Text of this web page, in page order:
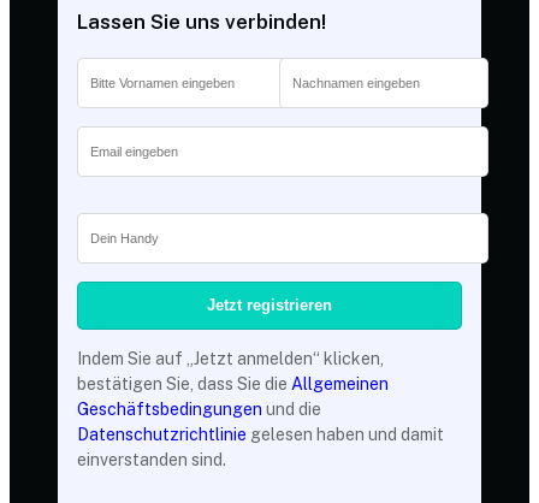
Lassen Sie uns verbinden!
Indem Sie auf „Jetzt anmelden“ klicken,
bestätigen Sie, dass Sie die Allgemeinen
Geschäftsbedingungen und die
Datenschutzrichtlinie gelesen haben und damit
einverstanden sind.